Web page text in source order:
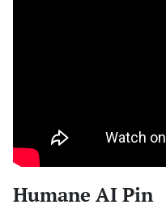
Humane AI Pin